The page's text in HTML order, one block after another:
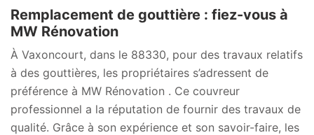
Remplacement de gouttière : fiez-vous à
MW Rénovation
À Vaxoncourt, dans le 88330, pour des travaux relatifs
à des gouttières, les propriétaires s’adressent de
préférence à MW Rénovation . Ce couvreur
professionnel a la réputation de fournir des travaux de
qualité. Grâce à son expérience et son savoir-faire, les